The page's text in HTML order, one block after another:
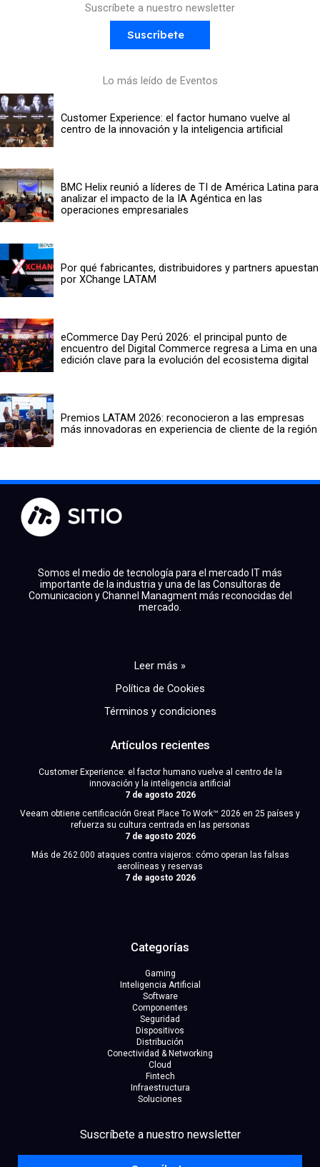
Suscríbete a nuestro newsletter
Suscríbete
Lo más leído de Eventos
Customer Experience: el factor humano vuelve al
centro de la innovación y la inteligencia artificial
BMC Helix reunió a líderes de TI de América Latina para
analizar el impacto de la IA Agéntica en las
operaciones empresariales
Por qué fabricantes, distribuidores y partners apuestan
por XChange LATAM
eCommerce Day Perú 2026: el principal punto de
encuentro del Digital Commerce regresa a Lima en una
edición clave para la evolución del ecosistema digital
Premios LATAM 2026: reconocieron a las empresas
más innovadoras en experiencia de cliente de la región
Somos el medio de tecnología para el mercado IT más
importante de la industria y una de las Consultoras de
Comunicacion y Channel Managment más reconocidas del
mercado.
Leer más »
Política de Cookies
Términos y condiciones
Artículos recientes
Customer Experience: el factor humano vuelve al centro de la
innovación y la inteligencia artificial
7 de agosto 2026
Veeam obtiene certificación Great Place To Work™ 2026 en 25 países y
refuerza su cultura centrada en las personas
7 de agosto 2026
Más de 262.000 ataques contra viajeros: cómo operan las falsas
aerolíneas y reservas
7 de agosto 2026
Categorías
Gaming
Inteligencia Artificial
Software
Componentes
Seguridad
Dispositivos
Distribución
Conectividad & Networking
Cloud
Fintech
Infraestructura
Soluciones
Suscríbete a nuestro newsletter
linkedinyoutubeinstagram
spotify